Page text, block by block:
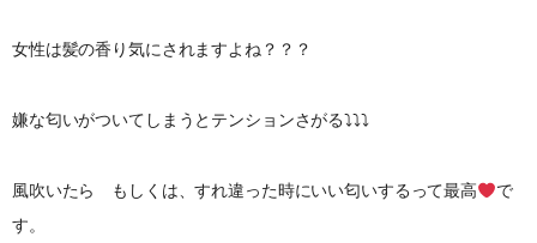
女性は髪の香り気にされますよね？？？
嫌な匂いがついてしまうとテンションさがる⤵︎⤵︎⤵︎
風吹いたら もしくは、すれ違った時にいい匂いするって最高
で
す。